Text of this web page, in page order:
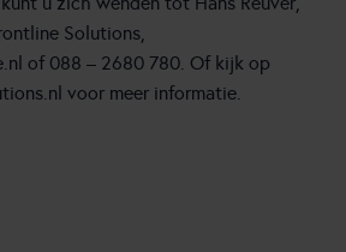
Solutions,
of 088 – 2680 780. Of kijk op
voor meer informatie.